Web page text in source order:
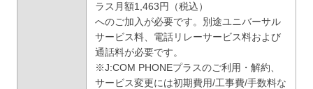
ラス月額1,463円（税込）
へのご加入が必要です。別途ユニバーサル
サービス料、電話リレーサービス料および
通話料が必要です。
※J:COM PHONEプラスのご利用・解約、
サービス変更には初期費用/工事費/手数料な